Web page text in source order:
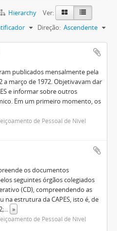
Hierarchy
Ver:
Direção: Ascendente
publicados mensalmente pela
a março de 1972. Objetivavam dar
e informar sobre outros
Em um primeiro momento, os
de Pessoal de Nível
os documentos
seguintes órgãos colegiados
(CD), compreendendo as
na estrutura da CAPES, isto é, de
... »
de Pessoal de Nível